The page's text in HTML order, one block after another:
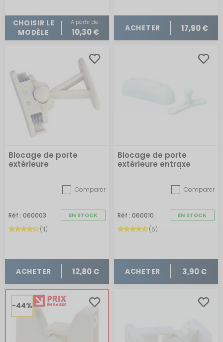
CHOISIR LE
MODÈLE
A partir de :
10,30 € ACHETER 17,90 €
Blocage de porte
extérieure
Comparer
Réf : 060003 EN STOCK
(11)
ACHETER 12,80 €
Blocage de porte
extérieure entraxe
Comparer
Réf : 060010 EN STOCK
(5)
ACHETER 3,90 €
-44%